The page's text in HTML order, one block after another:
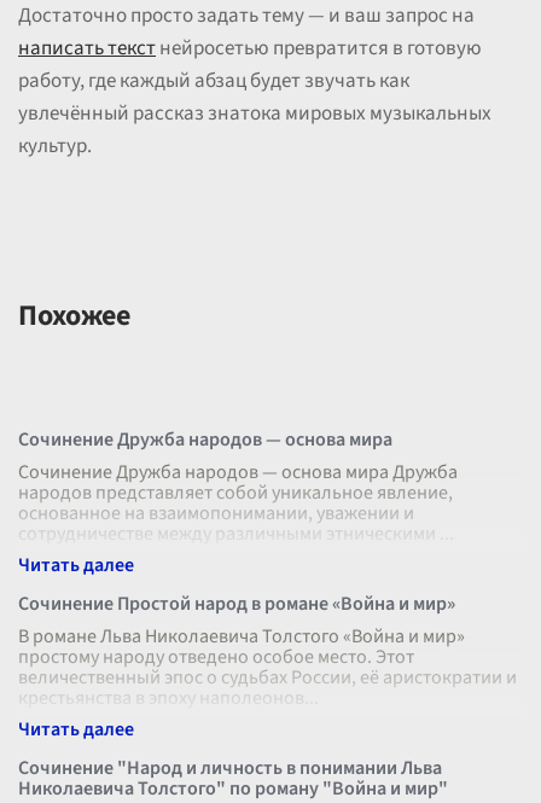
Достаточно просто задать тему — и ваш запрос на
написать текстнейросетью превратится в готовую
работу, где каждый абзац будет звучать как
увлечённый рассказ знатока мировых музыкальных
культур.
Похожее
Сочинение Дружба народов — основа мира
Сочинение Дружба народов — основа мира Дружба
народов представляет собой уникальное явление,
основанное на взаимопонимании, уважении и
сотрудничестве между различными этническими
Сочинение Простой народ в романе «Война и мир»
В романе Льва Николаевича Толстого «Война и мир»
простому народу отведено особое место. Этот
величественный эпос о судьбах России, её аристократии и
крестьянства в эпоху наполеонов
Сочинение "Народ и личность в понимании Льва
Николаевича Толстого" по роману "Война и мир"